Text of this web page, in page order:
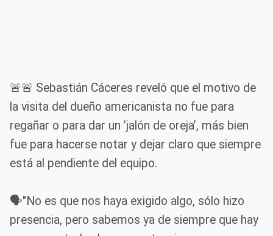
🚨🚨 Sebastián Cáceres reveló que el motivo de
la visita del dueño americanista no fue para
regañar o para dar un ’jalón de oreja’, más bien
fue para hacerse notar y dejar claro que siempre
está al pendiente del equipo.
🗣️"No es que nos haya exigido algo, sólo hizo
presencia, pero sabemos ya de siempre que hay